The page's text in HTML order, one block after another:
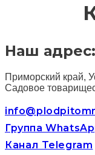
Наш адрес:
Приморский край,
Садовое
Группа
Канал Telegram